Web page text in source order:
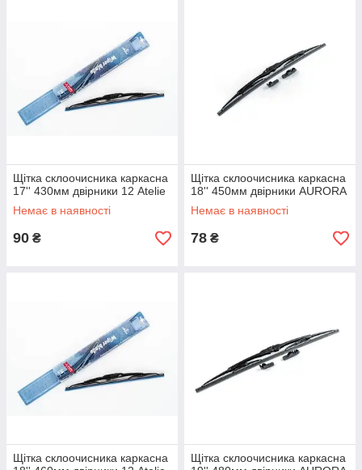
Щітка склоочисника каркасна
17'' 430мм двірники 12 Atelie
Немає в наявності
90 ₴
Щітка склоочисника каркасна
18'' 450мм двірники AURORA
Немає в наявності
78 ₴
Щітка склоочисника каркасна
Щітка склоочисника каркасна